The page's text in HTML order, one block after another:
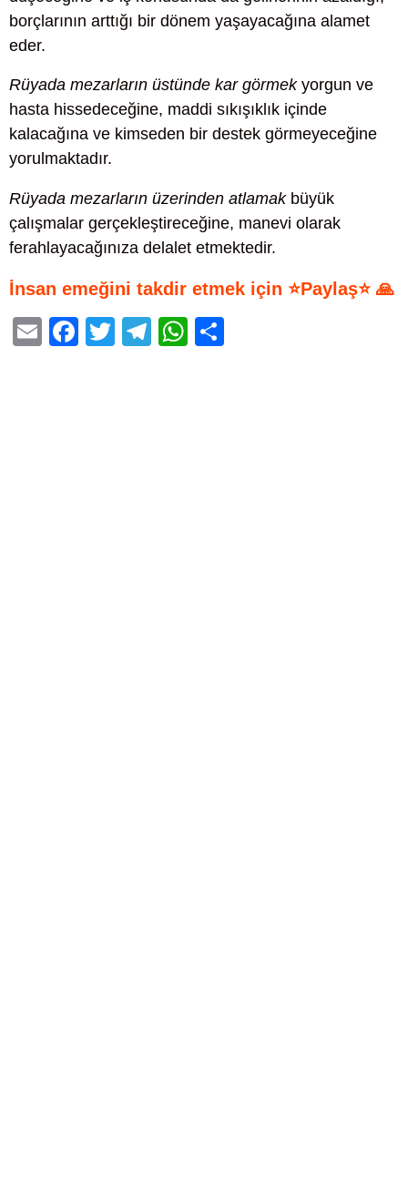
borçlarının arttığı bir dönem yaşayacağına alamet
eder.
Rüyada mezarların üstünde kar görmekyorgun ve
hasta hissedeceğine, maddi sıkışıklık içinde
kalacağına ve kimseden bir destek görmeyeceğine
yorulmaktadır.
Rüyada mezarların üzerinden atlamakbüyük
çalışmalar gerçekleştireceğine, manevi olarak
ferahlayacağınıza delalet etmektedir.
İnsan emeğini takdir etmek için ⭐Paylaş⭐ 🙏
E
F
T
T
W